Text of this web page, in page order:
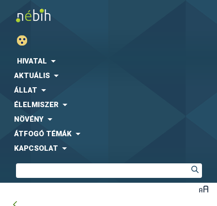
HIVATAL
AKTUÁLIS
ÁLLAT
ÉLELMISZER
NÖVÉNY
ÁTFOGÓ TÉMÁK
KAPCSOLAT